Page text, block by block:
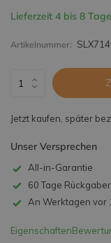
Lieferzeit 4 bis 8 Tage
Artikelnummer:
Jetzt kaufen, später
Unser Versprechen
All-in-Garantie
60 Tage
An Werktagen vor
Eigenschaften